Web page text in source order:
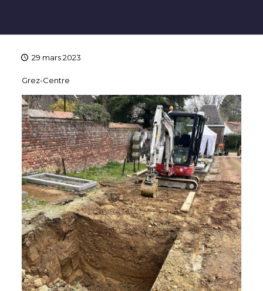
29 mars 2023
Grez-Centre